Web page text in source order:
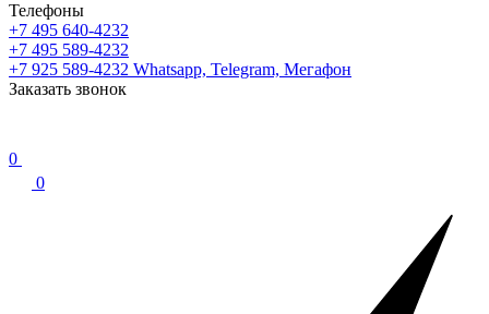
Телефоны
+7 495 640-4232
+7 495 589-4232
+7 925 589-4232 Whatsapp, Telegram, Мегафон
Заказать звонок
0
0